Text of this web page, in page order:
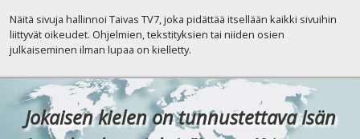
Näitä sivuja hallinnoi Taivas TV7, joka pidättää itsellään kaikki sivuihin
liittyvät oikeudet. Ohjelmien, tekstityksien tai niiden osien
julkaiseminen ilman lupaa on kielletty.
Jokaisen kielen on tunnustettava Isän